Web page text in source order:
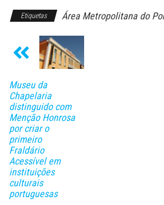
Etiquetas Área Metropolitana do
Museu da
Chapelaria
distinguido com
Menção Honrosa
por criar o
primeiro
Fraldário
Acessível em
instituições
culturais
portuguesas